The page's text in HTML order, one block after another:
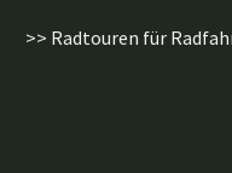
>> Radtouren für